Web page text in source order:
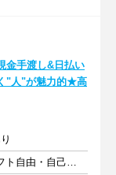
金手渡し&日払い
"人"が魅力的★高
週1日以上 1日4時間以上 シフト自由・自己申告